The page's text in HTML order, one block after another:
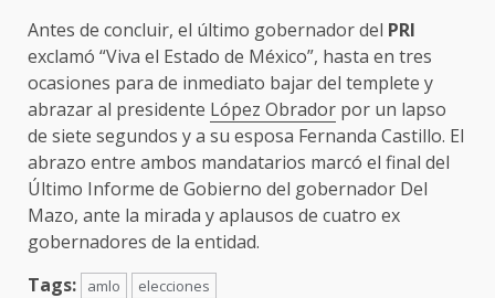
Antes de concluir, el último gobernador del PRI
exclamó “Viva el Estado de México”, hasta en tres
ocasiones para de inmediato bajar del templete y
abrazar al presidente López Obrador por un lapso
de siete segundos y a su esposa Fernanda Castillo. El
abrazo entre ambos mandatarios marcó el final del
Último Informe de Gobierno del gobernador Del
Mazo, ante la mirada y aplausos de cuatro ex
gobernadores de la entidad.
Tags:
amlo elecciones